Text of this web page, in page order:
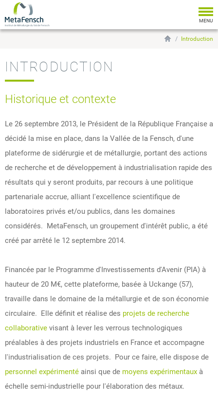
Institut de Métallurgie du Val de Fensch
MENU
Introduction
INTRODUCTION
Historique et contexte
Le 26 septembre 2013, le Président de la République Française a
décidé la mise en place, dans la Vallée de la Fensch, d'une
plateforme de sidérurgie et de métallurgie, portant des actions
de recherche et de développement à industrialisation rapide des
résultats qui y seront produits, par recours à une politique
partenariale accrue, alliant l'excellence scientifique de
laboratoires privés et/ou publics, dans les domaines
considérés. MetaFensch, un groupement d'intérêt public, a été
créé par arrêté le 12 septembre 2014.
Financée par le Programme d'Investissements d'Avenir (PIA) à
hauteur de 20 M€, cette plateforme, basée à Uckange (57),
travaille dans le domaine de la métallurgie et de son économie
circulaire. Elle définit et réalise des projets de recherche
collaborative visant à lever les verrous technologiques
préalables à des projets industriels en France et accompagne
l'industrialisation de ces projets. Pour ce faire, elle dispose de
personnel expérimenté ainsi que de moyens expérimentaux à
échelle semi-industrielle pour l'élaboration des métaux.